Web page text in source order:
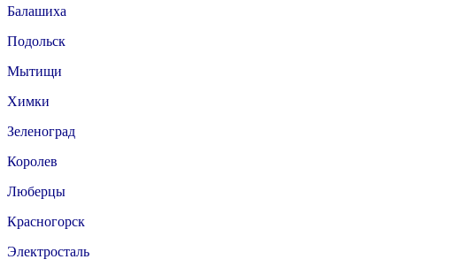
Балашиха
Подольск
Мытищи
Химки
Зеленоград
Королев
Люберцы
Красногорск
Электросталь